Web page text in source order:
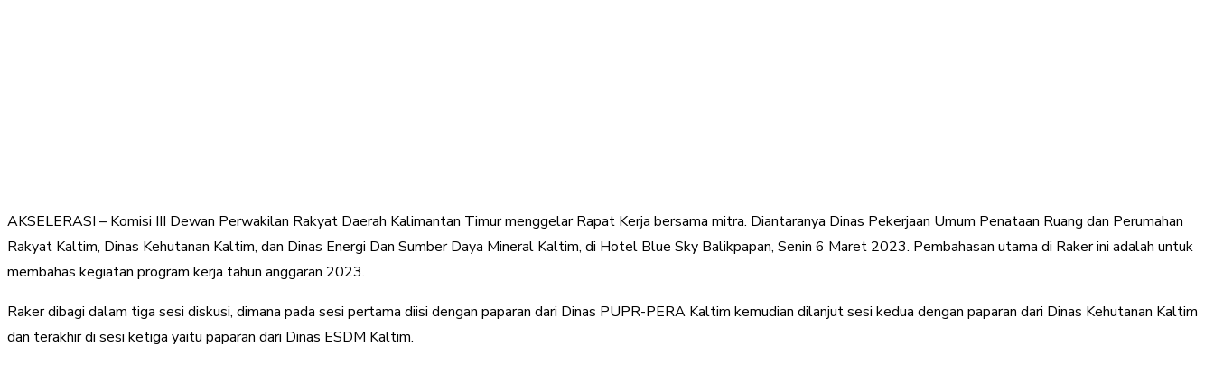
AKSELERASI – Komisi III Dewan Perwakilan Rakyat Daerah Kalimantan Timur menggelar Rapat Kerja bersama mitra. Diantaranya Dinas Pekerjaan Umum Penataan Ruang dan Perumahan
Rakyat Kaltim, Dinas Kehutanan Kaltim, dan Dinas Energi Dan Sumber Daya Mineral Kaltim, di Hotel Blue Sky Balikpapan, Senin 6 Maret 2023. Pembahasan utama di Raker ini adalah untuk
membahas kegiatan program kerja tahun anggaran 2023.
Raker dibagi dalam tiga sesi diskusi, dimana pada sesi pertama diisi dengan paparan dari Dinas PUPR-PERA Kaltim kemudian dilanjut sesi kedua dengan paparan dari Dinas Kehutanan Kaltim
dan terakhir di sesi ketiga yaitu paparan dari Dinas ESDM Kaltim.